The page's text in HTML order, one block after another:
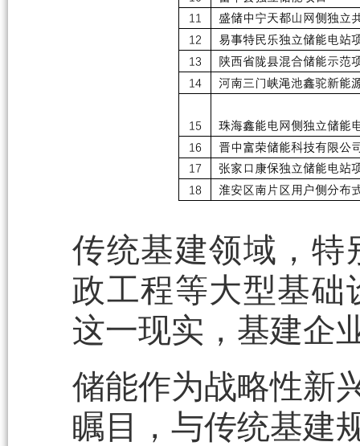
传统基建领域，特
政工程等大型基础
这一现实，基建企
储能作为战略性新
瞩目，与传统基建